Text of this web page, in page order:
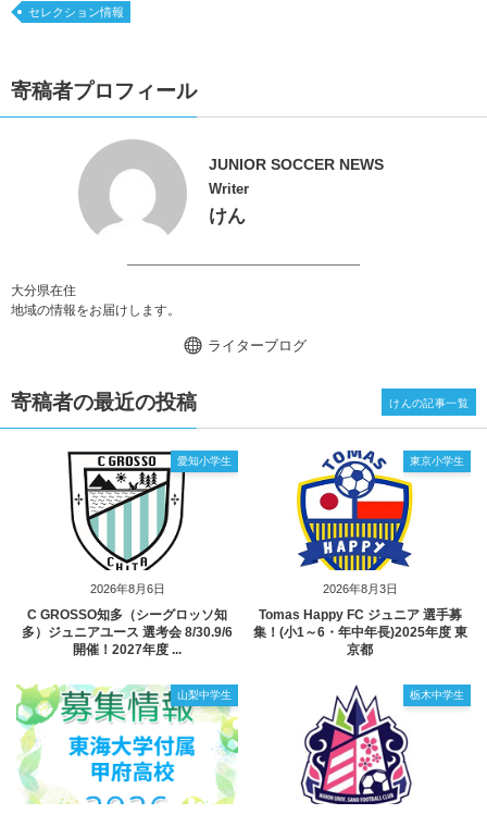
セレクション情報
寄稿者プロフィール
JUNIOR SOCCER NEWS
Writer
けん
大分県在住
地域の情報をお届けします。
ライターブログ
寄稿者の最近の投稿
2026年8月6日
愛知小学生
C GROSSO知多（シーグロッソ知
多）ジュニアユース 選考会 8/30.9/6
開催！2027年度 ...
2026年8月3日
東京小学生
Tomas Happy FC ジュニア 選手募
集！(小1～6・年中年長)2025年度 東
京都
山梨中学生 栃木中学生
けんの記事一覧